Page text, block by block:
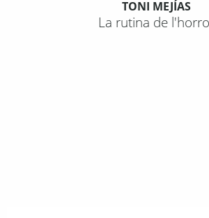
TONI MEJÍAS
La rutina de